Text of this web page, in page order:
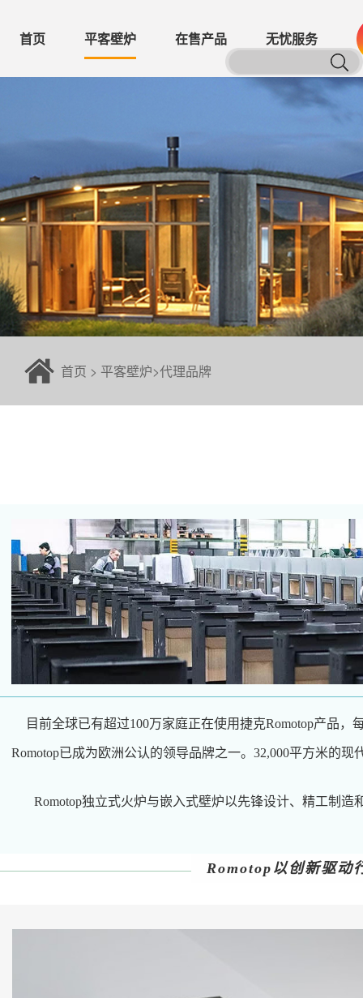
首页 平客壁炉 在售产品 无忧服务
首页 > 平客壁炉>代理品牌
目前全球已有超过100万家庭正在使用捷克Romotop产品
Romotop已成为欧洲公认的领导品牌之一。32,000平方米的
Romotop独立式火炉与嵌入式壁炉以先锋设计、精工制造
Romotop以创新驱动